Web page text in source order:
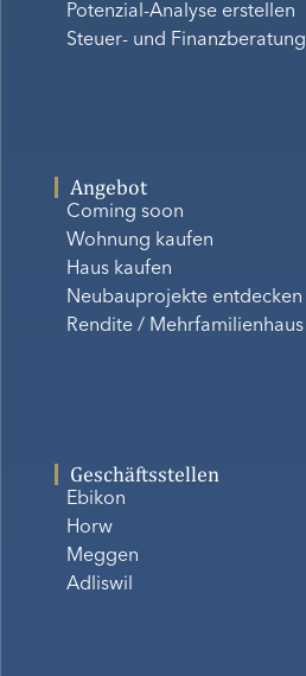
Potenzial-Analyse erstellen
Steuer- und Finanzberatung
Angebot
Coming soon
Wohnung kaufen
Haus kaufen
Neubauprojekte entdecken
Rendite / Mehrfamilienhaus
Geschäftsstellen
Ebikon
Horw
Meggen
Adliswil